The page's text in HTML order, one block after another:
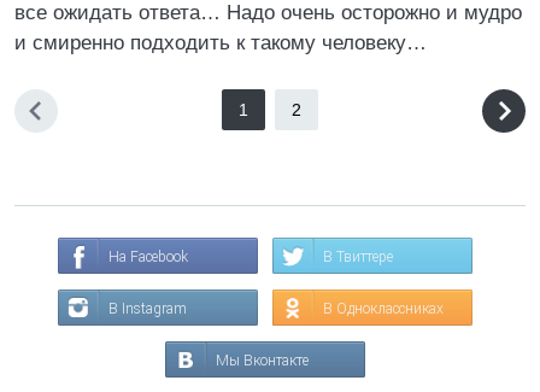
все ожидать ответа… Надо очень осторожно и мудро
и смиренно подходить к такому человеку…
1 2
На Facebook В Твиттере
В Instagram В Одноклассниках
Мы Вконтакте